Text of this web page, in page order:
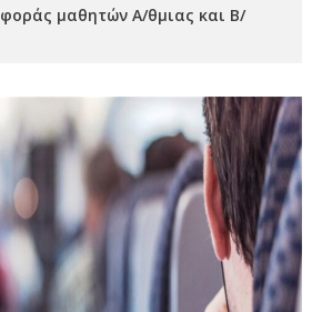
μαθητών Α/θμιας και Β/